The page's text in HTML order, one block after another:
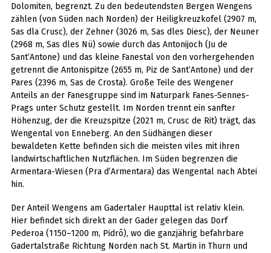
Dolomiten, begrenzt. Zu den bedeutendsten Bergen Wengens
zählen (von Süden nach Norden) der Heiligkreuzkofel (2907 m,
Sas dla Crusc), der Zehner (3026 m, Sas dles Diesc), der Neuner
(2968 m, Sas dles Nü) sowie durch das Antonijoch (Ju de
Sant’Antone) und das kleine Fanestal von den vorhergehenden
getrennt die Antonispitze (2655 m, Piz de Sant’Antone) und der
Pares (2396 m, Sas de Crosta). Große Teile des Wengener
Anteils an der Fanesgruppe sind im Naturpark Fanes-Sennes-
Prags unter Schutz gestellt. Im Norden trennt ein sanfter
Höhenzug, der die Kreuzspitze (2021 m, Crusc de Rit) trägt, das
Wengental von Enneberg. An den Südhängen dieser
bewaldeten Kette befinden sich die meisten viles mit ihren
landwirtschaftlichen Nutzflächen. Im Süden begrenzen die
Armentara-Wiesen (Pra d’Armentara) das Wengental nach Abtei
hin.
Der Anteil Wengens am Gadertaler Haupttal ist relativ klein.
Hier befindet sich direkt an der Gader gelegen das Dorf
Pederoa (1150–1200 m, Pidrô), wo die ganzjährig befahrbare
Gadertalstraße Richtung Norden nach St. Martin in Thurn und